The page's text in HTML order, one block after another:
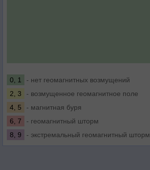
0, 1
- нет геомагнитных возмущений
2, 3
- возмущенное геомагнитное поле
4, 5
- магнитная буря
6, 7
- геомагнитный шторм
8, 9
- экстремальный геомагнитный шторм